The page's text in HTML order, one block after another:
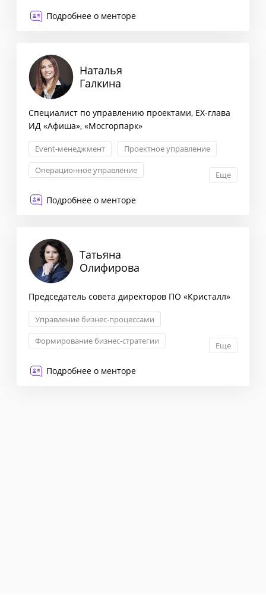
Подробнее о менторе
Наталья
Галкина
Специалист по управлению проектами, EX-глава
ИД «Афиша», «Мосгорпарк»
Event-менеджмент
Проектное управление
Операционное управление
Еще
Подробнее о менторе
Татьяна
Олифирова
Председатель совета директоров ПО «Кристалл»
Управление бизнес-процессами
Формирование бизнес-стратегии
Еще
Подробнее о менторе